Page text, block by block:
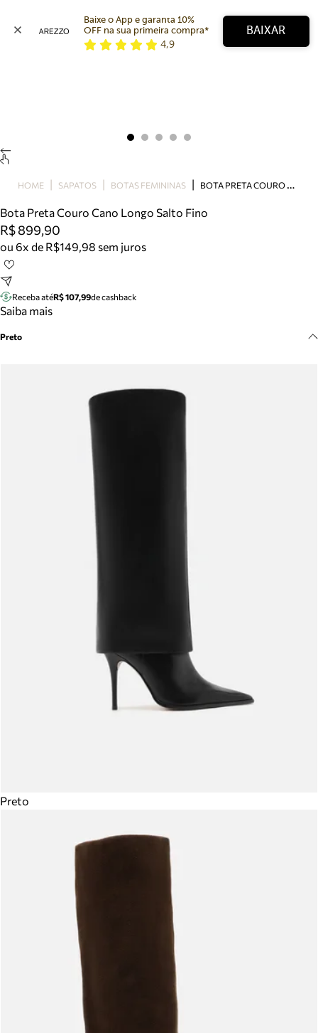
Bolsa
Tamanco
Tênis
Mule
Tire dúvidas sobre pedidos, devoluções e mais.
Baixe o App e garanta 10%
OFF na sua primeira compra*
4,9
BAIXAR
HOME SAPATOS BOTAS FEMININAS B
OTA PRETA COURO CANO LONGO SALTO FINO
Bota Preta Couro Cano Longo Salto Fino
R$ 899,90
ou 6x de R$149,98 sem juros
Receba atéR$ 107,99de cashback
Saiba mais
Preto
Preto